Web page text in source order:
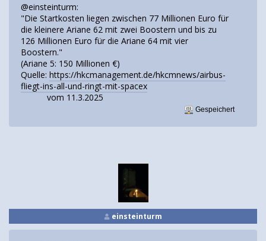
@einsteinturm:
"Die Startkosten liegen zwischen 77 Millionen Euro für
die kleinere Ariane 62 mit zwei Boostern und bis zu
126 Millionen Euro für die Ariane 64 mit vier
Boostern."
(Ariane 5: 150 Millionen €)
Quelle: https://hkcmanagement.de/hkcmnews/airbus-
fliegt-ins-all-und-ringt-mit-spacex
vom 11.3.2025
Gespeichert
einsteinturm